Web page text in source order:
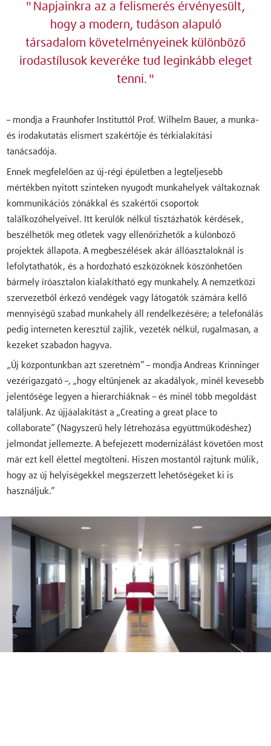
Napjainkra az a felismerés érvényesült,
hogy a modern, tudáson alapuló
társadalom követelményeinek különböző
irodastílusok keveréke tud leginkább eleget
tenni.
– mondja a Fraunhofer Instituttól Prof. Wilhelm Bauer, a munka-
és irodakutatás elismert szakértője és térkialakítási
tanácsadója.
Ennek megfelelően az új-régi épületben a legteljesebb
mértékben nyitott szinteken nyugodt munkahelyek váltakoznak
kommunikációs zónákkal és szakértői csoportok
találkozóhelyeivel. Itt kerülők nélkül tisztázhatók kérdések,
beszélhetők meg ötletek vagy ellenőrizhetők a különböző
projektek állapota. A megbeszélések akár állóasztaloknál is
lefolytathatók, és a hordozható eszközöknek köszönhetően
bármely íróasztalon kialakítható egy munkahely. A nemzetközi
szervezetből érkező vendégek vagy látogatók számára kellő
mennyiségű szabad munkahely áll rendelkezésére; a telefonálás
pedig interneten keresztül zajlik, vezeték nélkül, rugalmasan, a
kezeket szabadon hagyva.
„Új központunkban azt szeretném” – mondja Andreas Krinninger
vezérigazgató –, „hogy eltűnjenek az akadályok, minél kevesebb
jelentősége legyen a hierarchiáknak – és minél több megoldást
találjunk. Az újjáalakítást a „Creating a great place to
collaborate” (Nagyszerű hely létrehozása együttműködéshez)
jelmondat jellemezte. A befejezett modernizálást követően most
már ezt kell élettel megtölteni. Hiszen mostantól rajtunk múlik,
hogy az új helyiségekkel megszerzett lehetőségeket ki is
használjuk.”